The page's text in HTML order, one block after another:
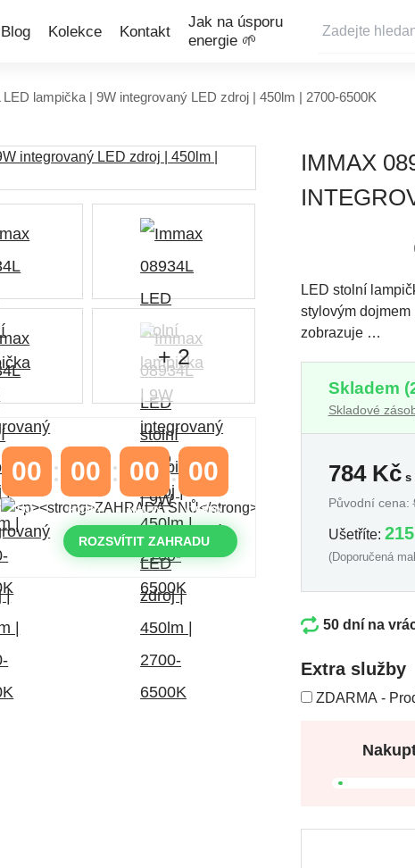
Blog Kolekce Kontakt
Jak na úsporu
energie 🌱
LED lampička | 9W integrovaný LED zdroj | 450lm | 2700-6500K
IMMAX
+ 2
00
DNY
00
HODINY
00
MINUTY
00
VTEŘINY
ROZSVÍTIT ZAHRADU
LED stolní
stylovým
zobrazuje …
Skladem
Skladové
784Kčs
Původní cena:
Ušetříte:
(Doporučená
50 dní na
Extra služby
ZDARMA -